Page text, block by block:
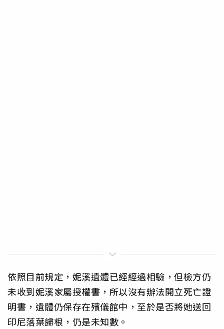
依照目前規定，妮溪遺體已經經過相驗，但檢方仍
未收到妮溪家屬授權書，所以沒有辦法開立死亡證
明書，遺體仍保存在殯儀館中，至於是否將她送回
印尼落葉歸根，仍是未知數。